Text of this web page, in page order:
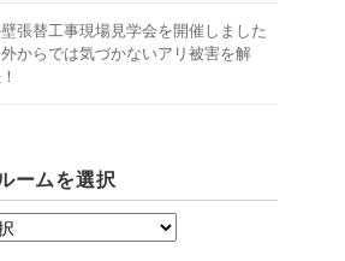
張替工事現場見学会を開催しました
外からでは気づかないアリ被害を解
ームを選択